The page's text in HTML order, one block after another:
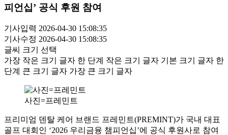
피언십’ 공식 후원 참여
기사입력 2026-04-30 15:08:35
기사수정 2026-04-30 15:08:35
글씨 크기 선택
가장 작은 크기 글자 한 단계 작은 크기 글자 기본 크기 글자 한
단계 큰 크기 글자 가장 큰 크기 글자
사진=프레민트
프리미엄 덴탈 케어 브랜드 프레민트(PREMINT)가 국내 대표
골프 대회인 ‘2026 우리금융 챔피언십’에 공식 후원사로 참여